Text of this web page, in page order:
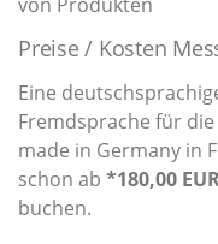
Preise / Kosten
Eine
Fremdsprache für
made in Germany in
schon ab *180,00
buchen.